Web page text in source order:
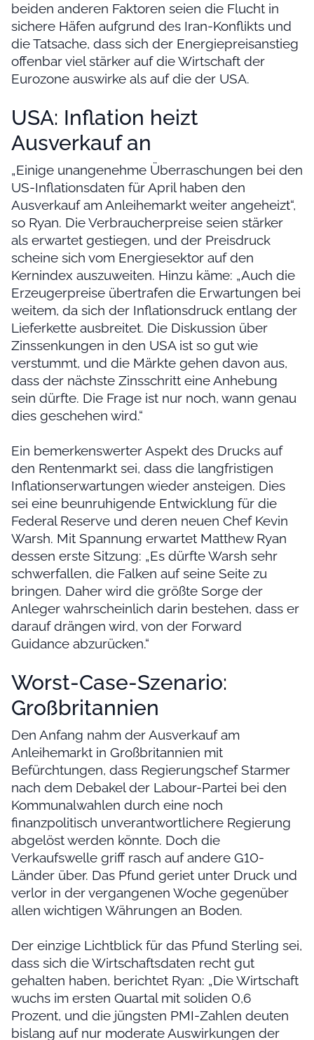
beiden anderen Faktoren seien die Flucht in
sichere Häfen aufgrund des Iran-Konflikts und
die Tatsache, dass sich der Energiepreisanstieg
offenbar viel stärker auf die Wirtschaft der
Eurozone auswirke als auf die der USA.
USA: Inflation heizt
Ausverkauf an
„Einige unangenehme Überraschungen bei den
US-Inflationsdaten für April haben den
Ausverkauf am Anleihemarkt weiter angeheizt“,
so Ryan. Die Verbraucherpreise seien stärker
als erwartet gestiegen, und der Preisdruck
scheine sich vom Energiesektor auf den
Kernindex auszuweiten. Hinzu käme: „Auch die
Erzeugerpreise übertrafen die Erwartungen bei
weitem, da sich der Inflationsdruck entlang der
Lieferkette ausbreitet. Die Diskussion über
Zinssenkungen in den USA ist so gut wie
verstummt, und die Märkte gehen davon aus,
dass der nächste Zinsschritt eine Anhebung
sein dürfte. Die Frage ist nur noch, wann genau
dies geschehen wird.“
Ein bemerkenswerter Aspekt des Drucks auf
den Rentenmarkt sei, dass die langfristigen
Inflationserwartungen wieder ansteigen. Dies
sei eine beunruhigende Entwicklung für die
Federal Reserve und deren neuen Chef Kevin
Warsh. Mit Spannung erwartet Matthew Ryan
dessen erste Sitzung: „Es dürfte Warsh sehr
schwerfallen, die Falken auf seine Seite zu
bringen. Daher wird die größte Sorge der
Anleger wahrscheinlich darin bestehen, dass er
darauf drängen wird, von der Forward
Guidance abzurücken.“
Worst-Case-Szenario:
Großbritannien
Den Anfang nahm der Ausverkauf am
Anleihemarkt in Großbritannien mit
Befürchtungen, dass Regierungschef Starmer
nach dem Debakel der Labour-Partei bei den
Kommunalwahlen durch eine noch
finanzpolitisch unverantwortlichere Regierung
abgelöst werden könnte. Doch die
Verkaufswelle griff rasch auf andere G10-
Länder über. Das Pfund geriet unter Druck und
verlor in der vergangenen Woche gegenüber
allen wichtigen Währungen an Boden.
Der einzige Lichtblick für das Pfund Sterling sei,
dass sich die Wirtschaftsdaten recht gut
gehalten haben, berichtet Ryan: „Die Wirtschaft
wuchs im ersten Quartal mit soliden 0,6
Prozent, und die jüngsten PMI-Zahlen deuten
bislang auf nur moderate Auswirkungen der